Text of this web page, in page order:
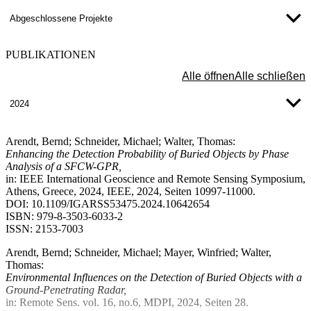
Sammlung von Erkenntnissen über geeignete Sensortechnologien,
welche in Echtzeit Daten erfassen, übertragen und evaluieren
Präsentationen auf Konferenzen sowie für weitere
Forschungsprojekte.
Abgeschlossene Projekte
PUBLIKATIONEN
Alle öffnenAlle schließen
2024
Arendt, Bernd; Schneider, Michael; Walter, Thomas:
Enhancing the Detection Probability of Buried Objects by Phase
Analysis of a SFCW-GPR,
in: IEEE International Geoscience and Remote Sensing Symposium,
Athens, Greece, 2024, IEEE, 2024, Seiten 10997-11000.
DOI: 10.1109/IGARSS53475.2024.10642654
ISBN: 979-8-3503-6033-2
ISSN: 2153-7003
Arendt, Bernd; Schneider, Michael; Mayer, Winfried; Walter,
Thomas:
Environmental Influences on the Detection of Buried Objects with a
Ground-Penetrating Radar,
in: Remote Sens. vol. 16, no.6, MDPI, 2024, Seiten 28.